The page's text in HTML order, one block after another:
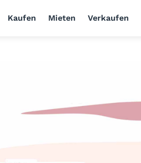
Kaufen Mieten Verkaufen